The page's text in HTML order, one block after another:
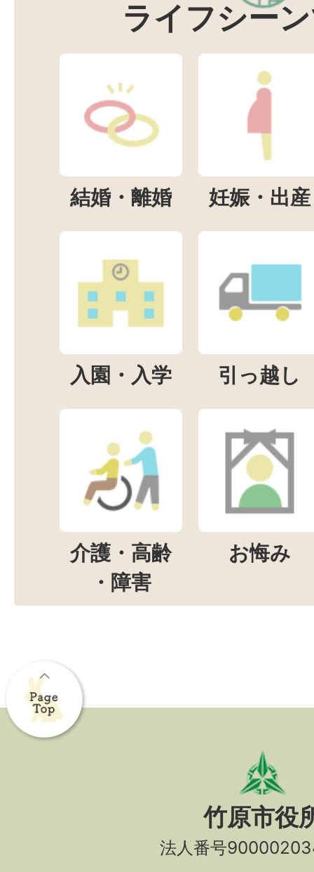
ライフシー
結婚・離婚 妊娠・出産
入園・入学 引っ越し
介護・高齢
・障害
お悔み
竹原市役
法人番号